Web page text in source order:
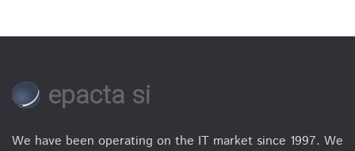
epacta si
We have been operating on the IT market since 1997. We